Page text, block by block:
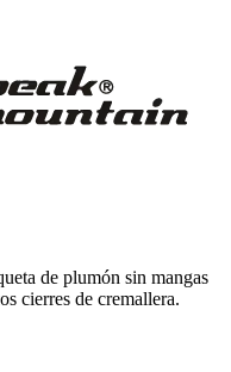
de plumón sin mangas
cierres de cremallera.